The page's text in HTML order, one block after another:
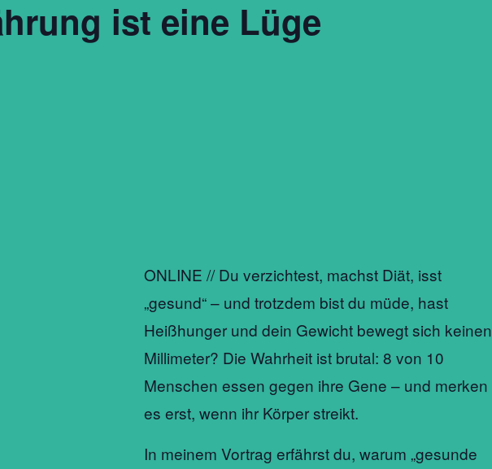
ist eine Lüge
ONLINE // Du verzichtest, machst Diät, isst
„gesund“ – und trotzdem bist du müde, hast
Heißhunger und dein Gewicht bewegt sich keinen
Millimeter? Die Wahrheit ist brutal: 8 von 10
Menschen essen gegen ihre Gene – und merken
es erst, wenn ihr Körper streikt.
In meinem Vortrag erfährst du, warum „gesunde